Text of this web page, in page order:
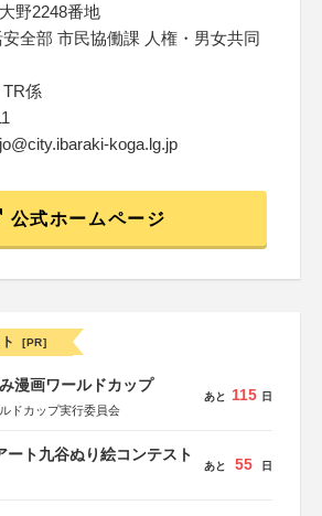
野2248番地
全部 市民協働課 人権・男女共同
TR係
koga.lg.jp
公式ホームページ
[PR]
漫画ワールドカップ
ドカップ実行委員会
あと 115 日
ート九谷ぬり絵コンテスト
あと 55 日